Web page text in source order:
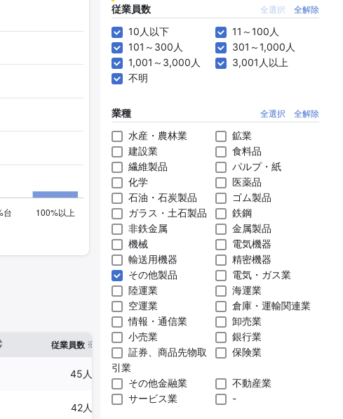
従業員数 ※1 臨時従業員数 確認した有報締日
45人
42人
従業員数
全選択 全解除
10人以下
11～100人
101～300人
301～1,000人
1,001～3,000人
3,001人以上
不明
業種 全選択 全解除
水産・農林業
鉱業
建設業
食料品
繊維製品
パルプ・紙
化学
医薬品
石油・石炭製品
ゴム製品
ガラス・土石製品
鉄鋼
非鉄金属
金属製品
機械
電気機器
輸送用機器
精密機器
その他製品
電気・ガス業
陸運業
海運業
空運業
倉庫・運輸関連業
情報・通信業
卸売業
小売業
銀行業
証券、商品先物取
引業
保険業
その他金融業
不動産業
サービス業
-